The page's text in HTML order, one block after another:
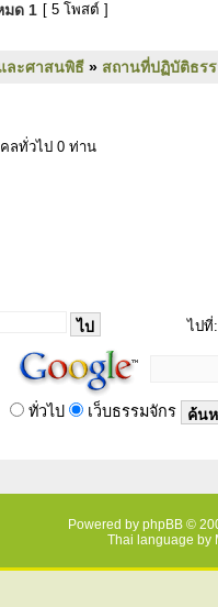
มด 1 [ 5 โพสต์ ]
ละศาสนพิธี » สถานที่ปฏิบัติธร
ลทั่วไป 0 ท่าน
ไปที่:
ทั่วไป เว็บธรรมจักร
Powered by phpBB ©
Thai language by